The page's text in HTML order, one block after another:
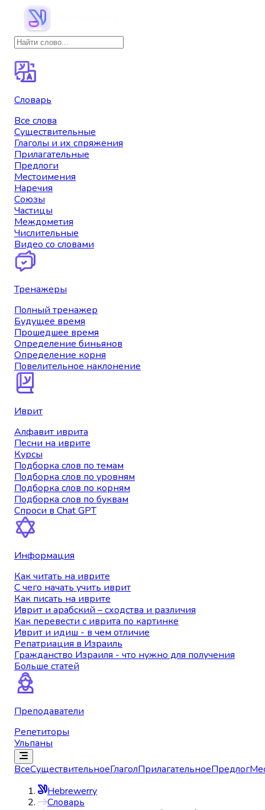
Словарь
Все слова
Существительные
Глаголы и их спряжения
Прилагательные
Предлоги
Местоимения
Наречия
Союзы
Частицы
Междометия
Числительные
Видео со словами
Тренажеры
Полный тренажер
Будущее время
Прошедшее время
Определение биньянов
Определение корня
Повелительное наклонение
Иврит
Алфавит иврита
Песни на иврите
Курсы
Подборка слов по темам
Подборка слов по уровням
Подборка слов по корням
Подборка слов по буквам
Спроси в Chat GPT
Информация
Как читать на иврите
С чего начать учить иврит
Как писать на иврите
Иврит и арабский – сходства и различия
Как перевести с иврита по картинке
Иврит и идиш - в чем отличие
Репатриация в Израиль
Гражданство Израиля - что нужно для получения
Больше статей
Преподаватели
Репетиторы
Ульпаны
ВсеСуществительноеГлаголПрилагательноеПредлог
Hebrewerry
Словарь